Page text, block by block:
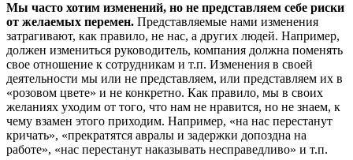
Мы часто хотим изменений, но не представляем себе риски
от желаемых перемен. Представляемые нами изменения
затрагивают, как правило, не нас, а других людей. Например,
должен измениться руководитель, компания должна поменять
свое отношение к сотрудникам и т.п. Изменения в своей
деятельности мы или не представляем, или представляем их в
«розовом цвете» и не конкретно. Как правило, мы в своих
желаниях уходим от того, что нам не нравится, но не знаем, к
чему взамен этого приходим. Например, «на нас перестанут
кричать», «прекратятся авралы и задержки допоздна на
работе», «нас перестанут наказывать несправедливо» и т.п.